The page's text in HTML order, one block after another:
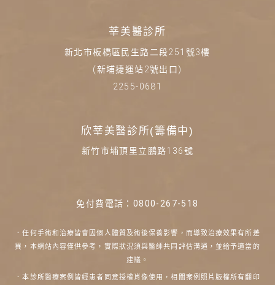
免付費電話： 0800-267-518
．任何手術和治療皆會因個人體質及術後保養影響，而導致治療效果有所差
異，本網站內容僅供參考，實際狀況須與醫師共同評估溝通，並給予適當的
建議。
．本診所醫療案例皆經患者同意授權肖像使用，相關案例照片版權所有翻印
莘美醫診所
新北市板橋區民生路二段251號3樓
(新埔捷運站2號出口)
2255-0681
欣莘美醫診所(籌備中)
新竹市埔頂里立鵬路136號